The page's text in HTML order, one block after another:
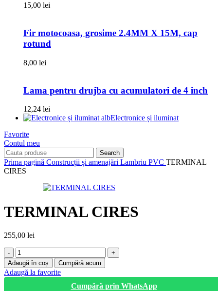
15,00 lei
Fir motocoasa, grosime 2.4MM X 15M, cap
rotund
8,00 lei
Lama pentru drujba cu acumulatori de 4 inch
12,24 lei
Electronice și iluminat
Favorite
Contul meu
Search
Prima pagină Construcții și amenajări Lambriu PVC TERMINAL
CIRES
TERMINAL CIRES
255,00 lei
Cantitate
TERMINAL
CIRES
Adaugă în coș Cumpără acum
Adaugă la favorite
Cumpără prin WhatsApp